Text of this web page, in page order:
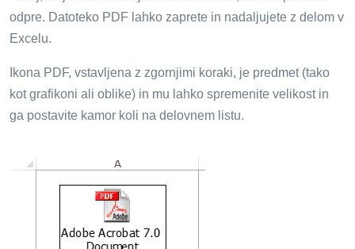
odpre. Datoteko PDF lahko zaprete in nadaljujete z delom v
Excelu.
Ikona PDF, vstavljena z zgornjimi koraki, je predmet (tako
kot grafikoni ali oblike) in mu lahko spremenite velikost in
ga postavite kamor koli na delovnem listu.